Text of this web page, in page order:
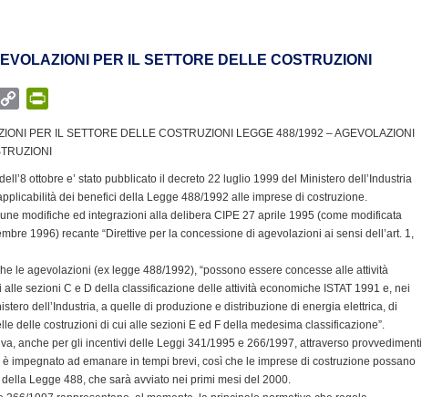
PER IL SETTORE DELLE COSTRUZIONI
C
p
L
n
i
t
F
r
e
n
y
PER IL SETTORE DELLE COSTRUZIONI LEGGE 488/1992 – AGEVOLAZIONI
ottobre e’ stato pubblicato il decreto 22 luglio 1999 del Ministero dell’Industria
dei benefici della Legge 488/1992 alle imprese di costruzione.
modifiche ed integrazioni alla delibera CIPE 27 aprile 1995 (come modificata
1996) recante “Direttive per la concessione di agevolazioni ai sensi dell’art. 1,
le agevolazioni (ex legge 488/1992), “possono essere concesse alle attività
sezioni C e D della classificazione delle attività economiche ISTAT 1991 e, nei
dell’Industria, a quelle di produzione e distribuzione di energia elettrica, di
delle costruzioni di cui alle sezioni E ed F della medesima classificazione”.
anche per gli incentivi delle Leggi 341/1995 e 266/1997, attraverso provvedimenti
impegnato ad emanare in tempi brevi, così che le imprese di costruzione possano
Legge 488, che sarà avviato nei primi mesi del 2000.